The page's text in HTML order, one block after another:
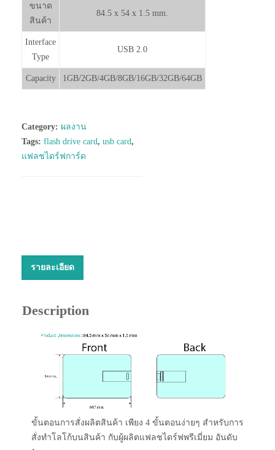
ขนาด
สินค้า
84.5 x 54 x 1.5 mm.
Interface
Type
USB 2.0
Capacity 1GB/2GB/4GB/8GB/16GB/32GB/64GB
Category: ผลงาน
Tags: flash drive card, usb card,
แฟลชไดร์ฟการ์ด
รายละเอียด
Description
ขั้นตอนการสั่งผลิตสินค้า เพียง 4 ขั้นตอนง่ายๆ สำหรับการ
สั่งทำโลโก้บนสินค้า กับผู้ผลิตแฟลชไดร์ฟพรีเมี่ยม อันดับ